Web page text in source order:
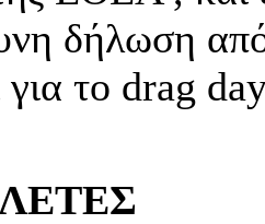
δήλωση
το drag